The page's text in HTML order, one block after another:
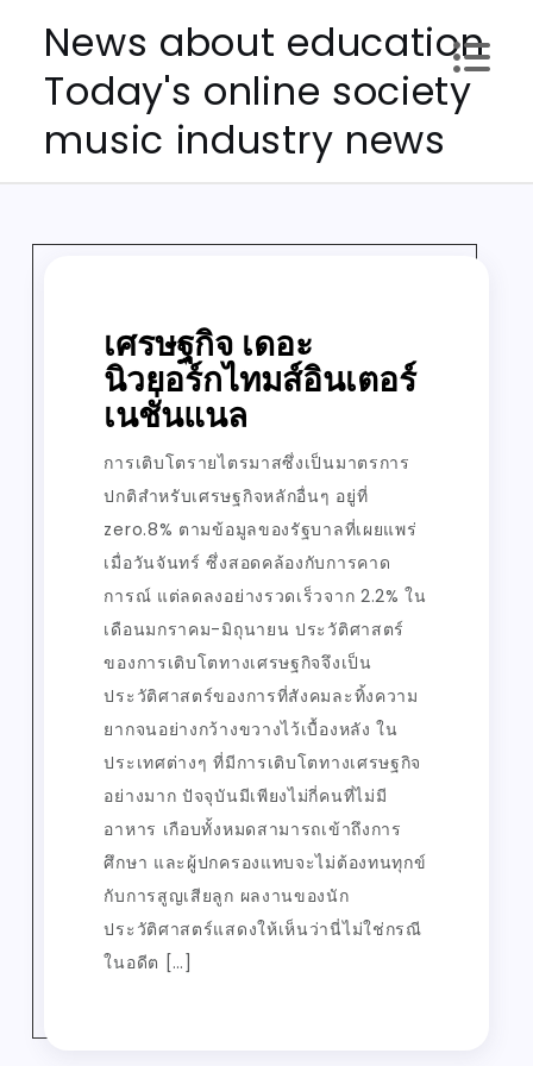
content
News about education
Today's online society
music industry news
เศรษฐกิจ เดอะ
นิวยอร์กไทมส์อินเตอร์
เนชั่นแนล
การเติบโตรายไตรมาสซึ่งเป็นมาตรการ
ปกติสำหรับเศรษฐกิจหลักอื่นๆ อยู่ที่
zero.8% ตามข้อมูลของรัฐบาลที่เผยแพร่
เมื่อวันจันทร์ ซึ่งสอดคล้องกับการคาด
การณ์ แต่ลดลงอย่างรวดเร็วจาก 2.2% ใน
เดือนมกราคม-มิถุนายน ประวัติศาสตร์
ของการเติบโตทางเศรษฐกิจจึงเป็น
ประวัติศาสตร์ของการที่สังคมละทิ้งความ
ยากจนอย่างกว้างขวางไว้เบื้องหลัง ใน
ประเทศต่างๆ ที่มีการเติบโตทางเศรษฐกิจ
อย่างมาก ปัจจุบันมีเพียงไม่กี่คนที่ไม่มี
อาหาร เกือบทั้งหมดสามารถเข้าถึงการ
ศึกษา และผู้ปกครองแทบจะไม่ต้องทนทุกข์
กับการสูญเสียลูก ผลงานของนัก
ประวัติศาสตร์แสดงให้เห็นว่านี่ไม่ใช่กรณี
ในอดีต […]